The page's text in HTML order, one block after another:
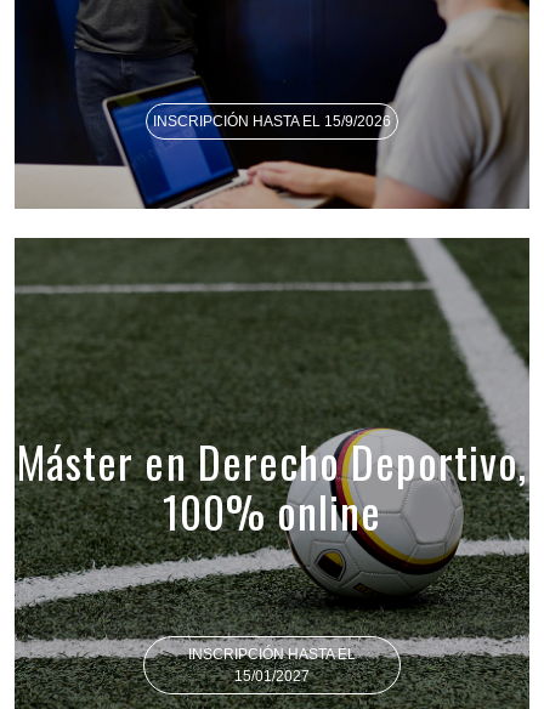
INSCRIPCIÓN HASTA EL 15/9/2026
Máster en Derecho Deportivo,
100% online
INSCRIPCIÓN HASTA EL
15/01/2027